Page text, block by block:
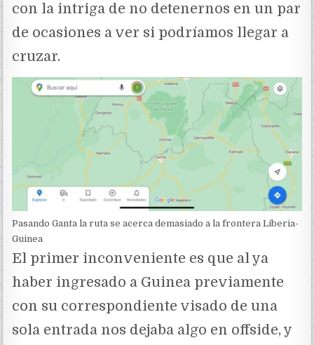
con la intriga de no detenernos en un par
de ocasiones a ver si podríamos llegar a
cruzar.
Pasando Ganta la ruta se acerca demasiado a la frontera Liberia-
Guinea
El primer inconveniente es que al ya
haber ingresado a Guinea previamente
con su correspondiente visado de una
sola entrada nos dejaba algo en offside, y